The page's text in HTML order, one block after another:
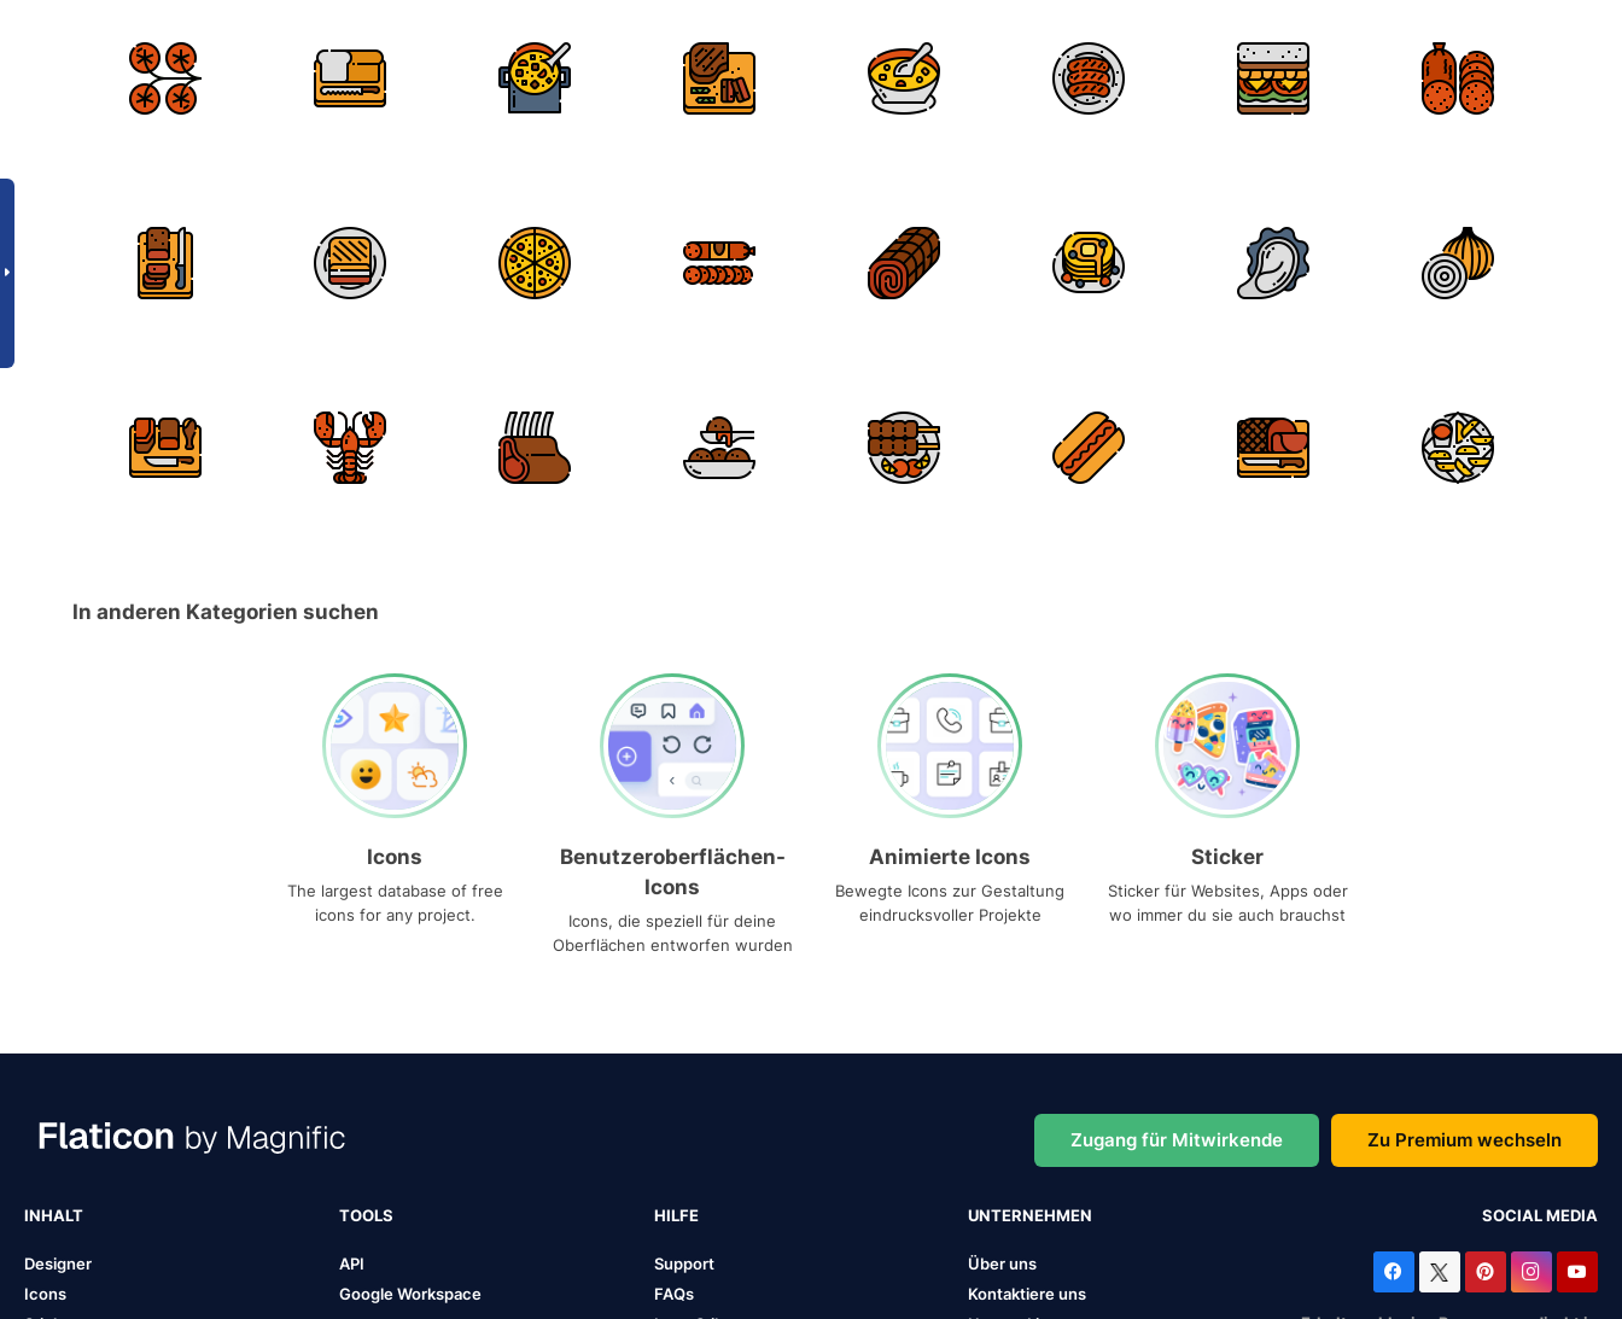
In anderen Kategorien suchen
Icons
The largest database of free
icons for any project.
Benutzeroberflächen-
Icons
Icons, die speziell für deine
Oberflächen entworfen wurden
Animierte Icons
Bewegte Icons zur Gestaltung
eindrucksvoller Projekte
Sticker
Sticker für Websites, Apps oder
wo immer du sie auch brauchst
Zugang für Mitwirkende Zu Premium wechseln
INHALT
Designer
Icons
TOOLS
API
Google Workspace
HILFE
Support
FAQs
UNTERNEHMEN
Über uns
Kontaktiere uns
SOCIAL MEDIA